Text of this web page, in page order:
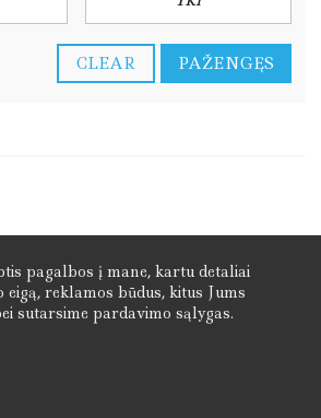
CLEAR PAŽENGĘS
pagalbos į mane, kartu detaliai
reklamos būdus, kitus Jums
sutarsime pardavimo sąlygas.